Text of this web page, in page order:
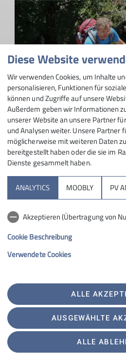
Sektion
Hochrieshütte
Sektion Rosenheim des Deutschen Alpenvereins
Telefon +4980312716030
Impressum
Diese Website
Wir verwenden Cookies, um Inhalte
personalisieren, Funktionen für
können und Zugriffe auf unsere
Außerdem geben wir Informationen
unserer Website an unsere Partner
und Analysen weiter. Unsere Partner
möglicherweise mit weiteren Daten
bereitgestellt haben oder die sie im
Dienste gesammelt haben.
ANALYTICS MOOBLY PV
Akzeptieren (Übertragung von
Cookie Beschreibung
Verwendete Cookies
ALLE
AUSGEWÄHLTE
ALLE